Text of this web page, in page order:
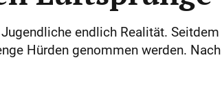
endlich Realität.
Hürden genommen werden.